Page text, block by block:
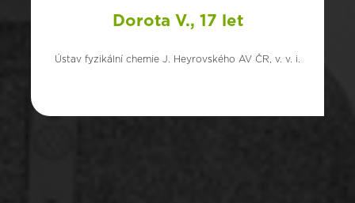
Dorota V., 17 let
Ústav fyzikální chemie J. Heyrovského AV ČR, v. v. i.